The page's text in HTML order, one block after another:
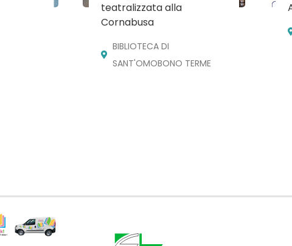
teatralizzata alla
Cornabusa
BIBLIOTECA DI
SANT'OMOBONO TERME